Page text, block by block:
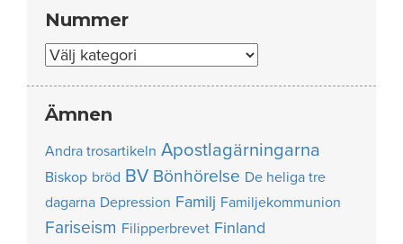
Nummer
Nummer
Ämnen
Andra trosartikeln Apostlagärningarna
Biskop bröd BV Bönhörelse De heliga tre
dagarna Depression Familj Familjekommunion
Fariseism Filipperbrevet Finland